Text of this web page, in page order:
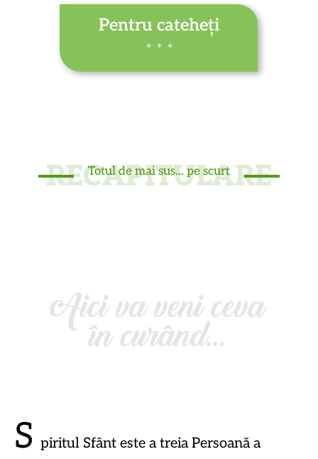
Pentru cateheți
* * *
RECAPITULARE
Totul de mai sus... pe scurt
S piritul Sfânt este a treia Persoană a